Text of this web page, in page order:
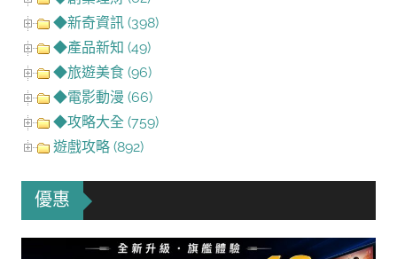
◆新奇資訊 (398)
◆產品新知 (49)
◆旅遊美食 (96)
◆電影動漫 (66)
◆攻略大全 (759)
遊戲攻略 (892)
優惠